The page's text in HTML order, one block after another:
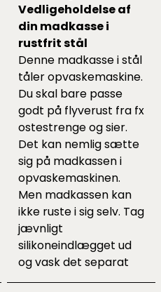
Vedligeholdelse af
din madkasse i
rustfrit stål
Denne madkasse i stål
tåler opvaskemaskine.
Du skal bare passe
godt på flyverust fra fx
ostestrenge og sier.
Det kan nemlig sætte
sig på madkassen i
opvaskemaskinen.
Men madkassen kan
ikke ruste i sig selv. Tag
jævnligt
silikoneindlægget ud
og vask det separat